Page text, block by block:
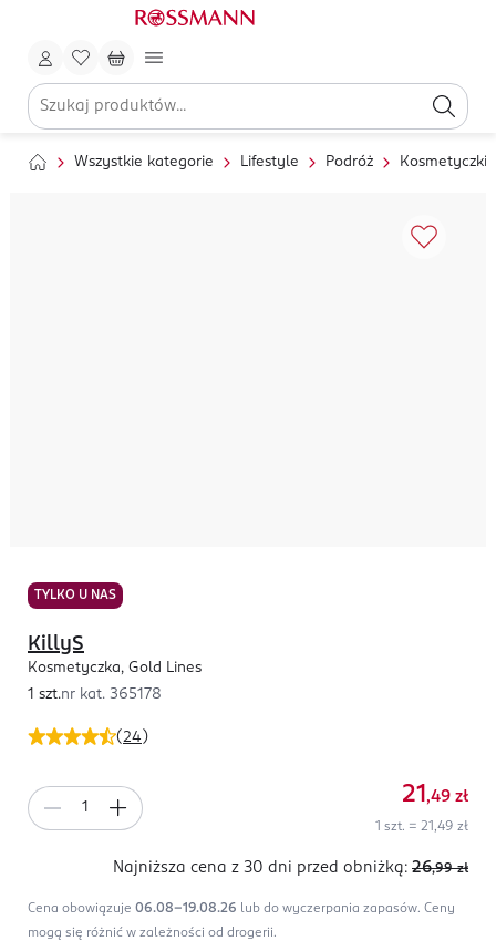
Wszystkie kategorie Lifestyle Podróż Kosmetyczki
TYLKO U NAS
(24 )
KillyS
Kosmetyczka, Gold Lines
1 szt.nr kat. 365178
21 ,49 zł
1 szt. = 21,49 zł
Najniższa cena z 30 dni przed obniżką: 26,99 zł
Cena obowiązuje 06.08-19.08.26 lub do wyczerpania zapasów. Ceny
mogą się różnić w zależności od drogerii.